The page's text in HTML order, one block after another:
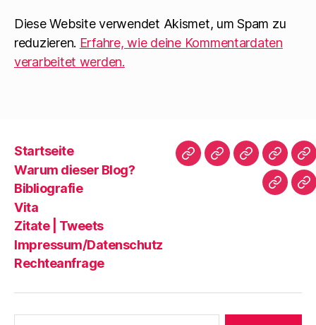
Diese Website verwendet Akismet, um Spam zu
reduzieren. Erfahre, wie deine Kommentardaten
verarbeitet werden.
Startseite
Warum dieser Blog?
Bibliografie
Vita
Zitate | Tweets
Impressum/Datenschutz
Rechteanfrage
Startseite
WarumBibliografie
Vita
|